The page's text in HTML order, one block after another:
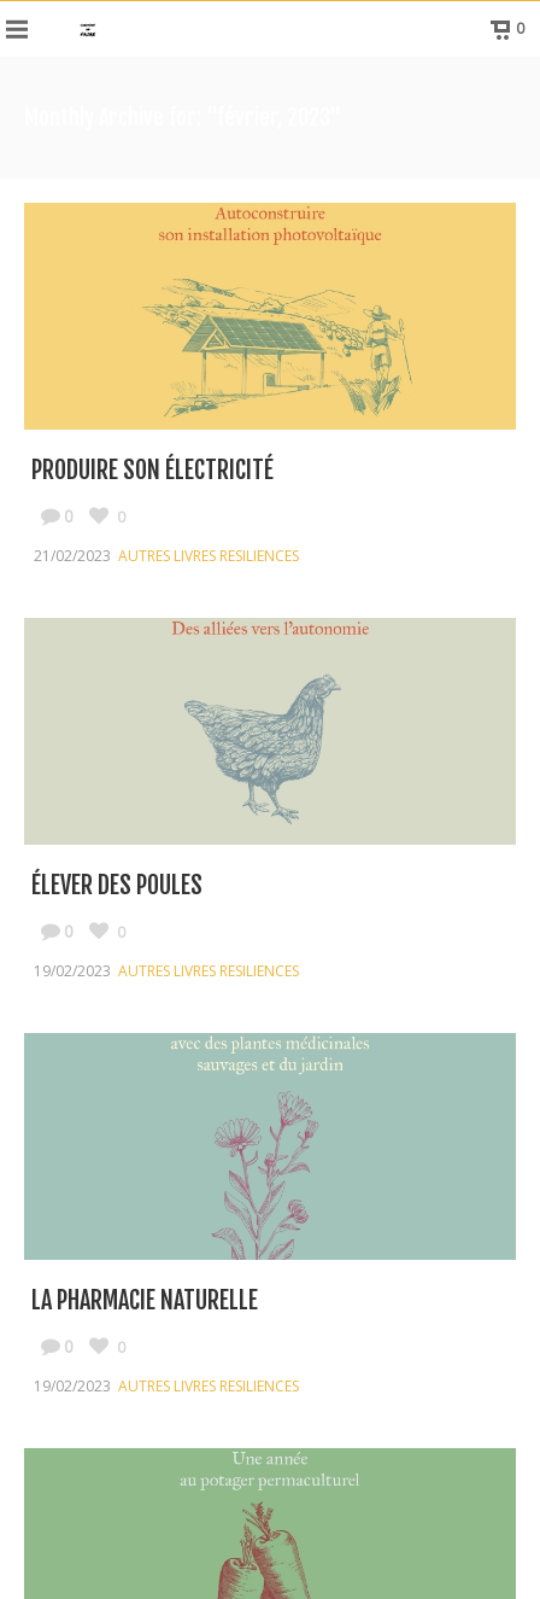
0
PRODUIRE SON ÉLECTRICITÉ
0
0
21/02/2023 AUTRES LIVRES RESILIENCES
ÉLEVER DES POULES
0
0
19/02/2023 AUTRES LIVRES RESILIENCES
LA PHARMACIE NATURELLE
0
0
19/02/2023 AUTRES LIVRES RESILIENCES